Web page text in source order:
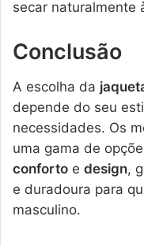
secar naturalmente
Conclusão
A escolha da
depende do seu
necessidades. Os
uma gama de
conforto e design,
e duradoura para
masculino.